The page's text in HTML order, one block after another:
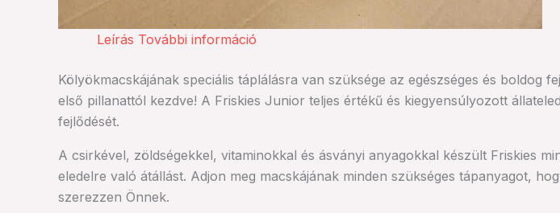
Leírás További információ
Kölyökmacskájának speciális táplálásra van szüksége az egészséges és boldog
első pillanattól kezdve! A Friskies Junior teljes értékű és kiegyensúlyozott
fejlődését.
A csirkével, zöldségekkel, vitaminokkal és ásványi anyagokkal készült Friskies
eledelre való átállást. Adjon meg macskájának minden szükséges tápanyagot,
szerezzen Önnek.